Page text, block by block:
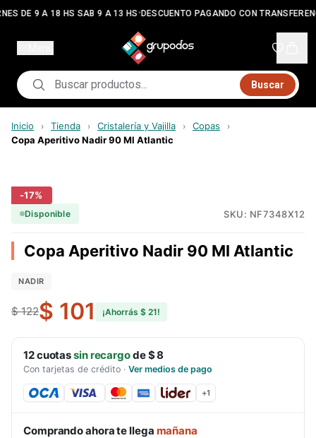
DE 9 A 18 HS SAB 9 A 13 HS• DESCUENTO PAGANDO CON
Buscar
Inicio › Tienda › Cristalería y Vajilla › Copas ›
Copa Aperitivo Nadir 90 Ml Atlantic
-17%
Disponible SKU: NF7348X12
Copa Aperitivo Nadir 90 Ml Atlantic
NADIR
$ 122$ 101 ¡Ahorrás $ 21!
12cuotassin recargode$ 8
Con tarjetas de crédito · Ver medios de pago
+1
Comprando ahora te llega mañana